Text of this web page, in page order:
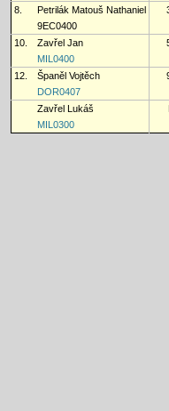
8.
Petrilák Matouš Nathaniel
9EC0400
10.
Zavřel Jan
MIL0400
12.
Španěl Vojtěch
DOR0407
Zavřel Lukáš
MIL0300